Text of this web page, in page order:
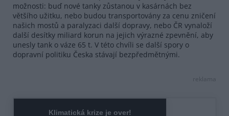
možnosti: buď nové tanky zůstanou v kasárnách bez
většího užitku, nebo budou transportovány za cenu zničení
našich mostů a paralyzaci další dopravy, nebo ČR vynaloží
další desítky miliard korun na jejich výrazné zpevnění, aby
unesly tank o váze 65 t. V této chvíli se další spory o
dopravní politiku Česka stávají bezpředmětnými.
reklama